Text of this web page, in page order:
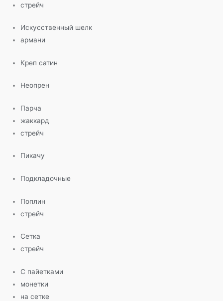
стрейч
Искусственный шелк
армани
Креп сатин
Неопрен
Парча
жаккард
стрейч
Пикачу
Подкладочные
Поплин
стрейч
Сетка
стрейч
С пайетками
монетки
на сетке